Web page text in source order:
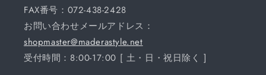
FAX番号：072-438-2428
お問い合わせメールアドレス：
shopmaster@maderastyle.net
受付時間：8:00-17:00 [ 土・日・祝日除く ]